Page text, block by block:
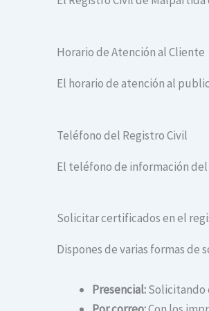
Horario de Atención al Cliente
El horario de atención al
Teléfono del Registro Civil
El teléfono de información
Solicitar certificados en el
Dispones de varias formas
Presencial:Solicitando